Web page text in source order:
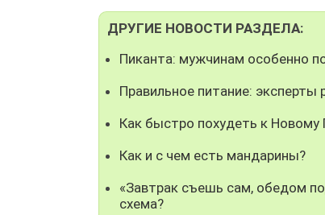
ДРУГИЕ НОВОСТИ РАЗДЕЛА:
Пиканта: мужчинам особенно
Правильное питание:
Как быстро похудеть к
Как и с чем есть мандарины?
«Завтрак съешь сам, обедом
схема?